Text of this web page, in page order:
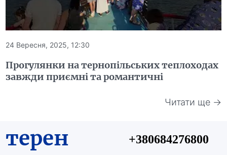
24 Вересня, 2025, 12:30
Прогулянки на тернопільських теплоходах
завжди приємні та романтичні
Читати ще →
терен +380684276800